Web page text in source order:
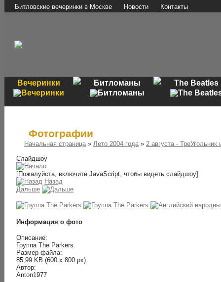
Битловские вечеринки в Москве Новости Контакты
Вечеринки Битломаны The Beatles
Фотографии
Начальная страница» Лето 2004 года» 2 августа -
Слайдшоу
[Пожалуйста, включите JavaScript, чтобы видеть слайдшоу]
Назад
Дальше
Информация о фото
Описание:
Группа The Parkers.
Размер файла:
85,99 KB (600 x 800 px)
Автор:
Anton1977